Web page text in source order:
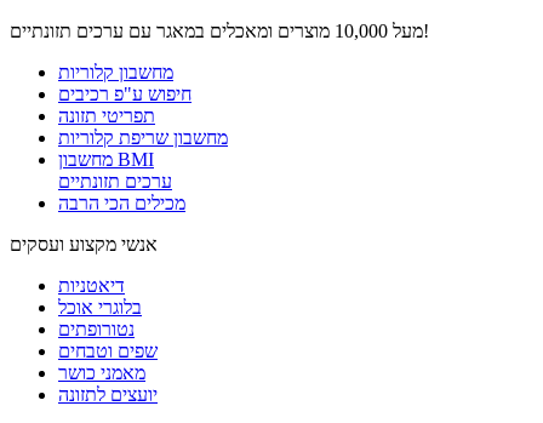
מעל 10,000 מוצרים ומאכלים במאגר עם ערכים תזונתיים!
מחשבון קלוריות
חיפוש ע"פ רכיבים
תפריטי תזונה
מחשבון שריפת קלוריות
מחשבון BMI
ערכים תזונתיים
מכילים הכי הרבה
אנשי מקצוע ועסקים
דיאטניות
בלוגרי אוכל
נטורופתים
שפים וטבחים
מאמני כושר
יועצים לתזונה